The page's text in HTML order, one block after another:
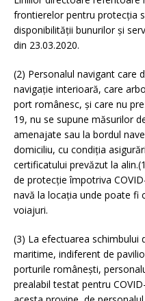
frontierelor pentru protecția
disponibilității bunurilor și
din 23.03.2020.
(2) Personalul navigant care
navigație interioară, care
port românesc, și care nu
19, nu se supune măsurilor
amenajate sau la bordul
domiciliu, cu condiția
certificatului prevăzut la
de protecție împotriva
navă la locația unde poate fi
voiajuri.
(3) La efectuarea schimbului
maritime, indiferent de
porturile românești,
prealabil testat pentru